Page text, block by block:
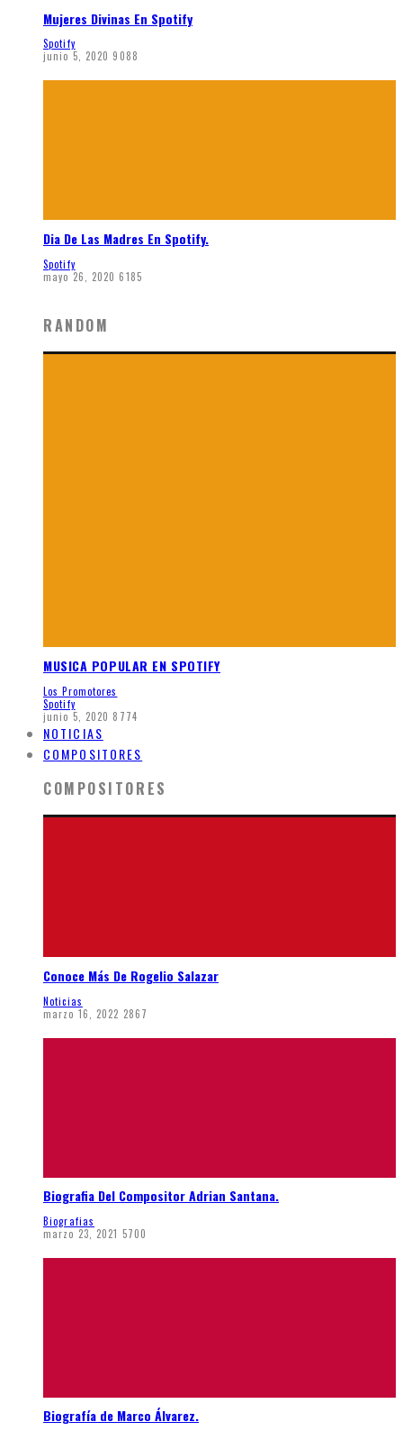
Mujeres Divinas En Spotify
Spotify
junio 5, 2020 9088
Dia De Las Madres En Spotify.
Spotify
mayo 26, 2020 6185
RANDOM
MUSICA POPULAR EN SPOTIFY
Los Promotores
Spotify
junio 5, 2020 8774
NOTICIAS
COMPOSITORES
COMPOSITORES
Conoce Más De Rogelio Salazar
Noticias
marzo 16, 2022 2867
Biografia Del Compositor Adrian Santana.
Biografias
marzo 23, 2021 5700
Biografía de Marco Álvarez.